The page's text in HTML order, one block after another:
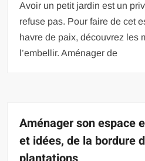
Avoir un petit jardin est un
refuse pas. Pour faire de cet
havre de paix, découvrez les
l’embellir. Aménager de
Aménager son espace
et idées, de la bordure